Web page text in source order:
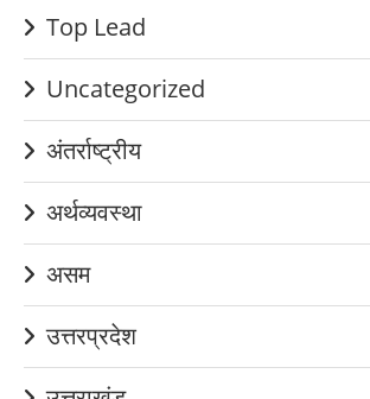
Top Lead
Uncategorized
अंतर्राष्ट्रीय
अर्थव्यवस्था
असम
उत्तरप्रदेश